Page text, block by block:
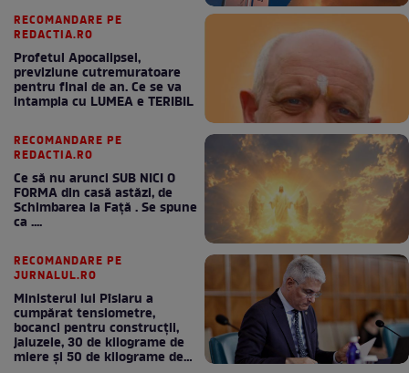
RECOMANDARE PE
REDACTIA.RO
Profetul Apocalipsei,
previziune cutremuratoare
pentru final de an. Ce se va
intampla cu LUMEA e TERIBIL
RECOMANDARE PE
REDACTIA.RO
Ce să nu arunci SUB NICI O
FORMA din casă astăzi, de
Schimbarea la Față . Se spune
ca ....
RECOMANDARE PE
JURNALUL.RO
Ministerul lui Pîslaru a
cumpărat tensiometre,
bocanci pentru construcții,
jaluzele, 30 de kilograme de
miere și 50 de kilograme de